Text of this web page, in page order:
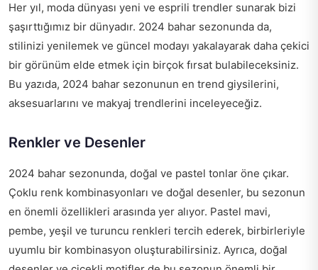
Her yıl, moda dünyası yeni ve esprili trendler sunarak bizi
şaşırttığımız bir dünyadır. 2024 bahar sezonunda da,
stilinizi yenilemek ve güncel modayı yakalayarak daha çekici
bir görünüm elde etmek için birçok fırsat bulabileceksiniz.
Bu yazıda, 2024 bahar sezonunun en trend giysilerini,
aksesuarlarını ve makyaj trendlerini inceleyeceğiz.
Renkler ve Desenler
2024 bahar sezonunda, doğal ve pastel tonlar öne çıkar.
Çoklu renk kombinasyonları ve doğal desenler, bu sezonun
en önemli özellikleri arasında yer alıyor. Pastel mavi,
pembe, yeşil ve turuncu renkleri tercih ederek, birbirleriyle
uyumlu bir kombinasyon oluşturabilirsiniz. Ayrıca, doğal